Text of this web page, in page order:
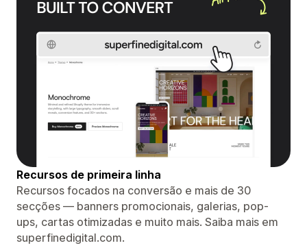
Recursos de primeira linha
Recursos focados na conversão e mais de 30
secções — banners promocionais, galerias, pop-
ups, cartas otimizadas e muito mais. Saiba mais em
superfinedigital.com.